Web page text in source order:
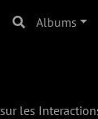
Albums
les